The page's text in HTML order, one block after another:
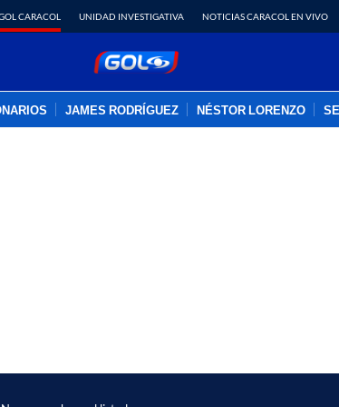
CARACOL UNIDAD INVESTIGATIVA NOTICIAS CARACOL EN VIVO
JAMES RODRÍGUEZ NÉSTOR LORENZO